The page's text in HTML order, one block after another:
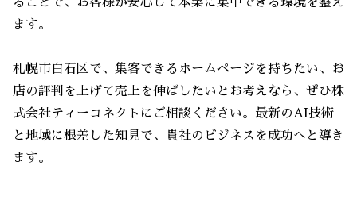
ます。
札幌市白石区で、集客できるホームページを持ちたい、お
店の評判を上げて売上を伸ばしたいとお考えなら、ぜひ株
式会社ティーコネクトにご相談ください。最新のAI技術
と地域に根差した知見で、貴社のビジネスを成功へと導き
ます。